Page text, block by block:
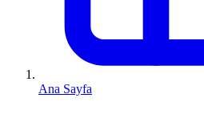
Ana Sayfa